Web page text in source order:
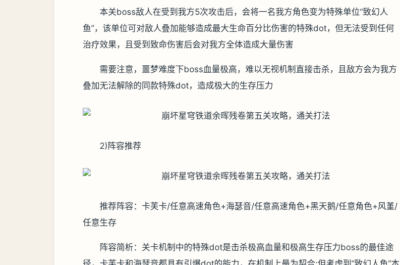
本关boss敌人在受到我方5次攻击后，会将一名我方角色变为特殊单位“致幻人
鱼”，该单位可对敌人叠加能够造成最大生命百分比伤害的特殊dot，但无法受到任何
治疗效果，且受到致命伤害后会对我方全体造成大量伤害
需要注意，噩梦难度下boss血量极高，难以无视机制直接击杀，且敌方会为我方
叠加无法解除的同款特殊dot，造成极大的生存压力
2)阵容推荐
推荐阵容：卡芙卡/任意高速角色+海瑟音/任意高速角色+黑天鹅/任意角色+风堇/
任意生存
阵容简析：关卡机制中的特殊dot是击杀极高血量和极高生存压力boss的最佳途